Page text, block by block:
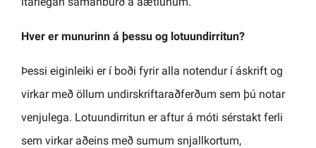
Hver er munurinn á þessu og lotuundirritun?
Þessi eiginleiki er í boði fyrir alla notendur í áskrift og
virkar með öllum undirskriftaraðferðum sem þú notar
venjulega. Lotuundirritun er aftur á móti sérstakt ferli
sem virkar aðeins með sumum snjallkortum,